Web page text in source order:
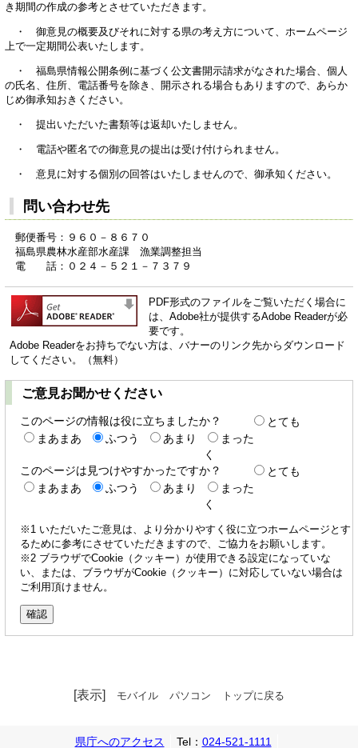
き期間の作成の参考とさせていただきます。
・ 御意見の概要及びそれに対する県の考え方について、ホームページ
上で一定期間公表いたします。
・ 福島県情報公開条例に基づく公文書開示請求がなされた場合、個人
の氏名、住所、電話番号を除き、開示される場合もありますので、あらか
じめ御承知おきください。
・ 提出いただいた書類等は返却いたしません。
・ 電話や匿名での御意見の提出は受け付けられません。
・ 意見に対する個別の回答はいたしませんので、御承知ください。
問い合わせ先
郵便番号：９６０－８６７０
福島県農林水産部水産課 漁業調整担当
電 話：０２４－５２１－７３７９
PDF形式のファイルをご覧いただく場合に
は、Adobe社が提供するAdobe Readerが必
要です。
Adobe Readerをお持ちでない方は、バナーのリンク先からダウンロード
してください。（無料）
ご意見お聞かせください
このページの情報は役に立ちましたか？
とても
まあまあ
ふつう あまり
まった
く
このページは見つけやすかったですか？
とても
まあまあ
ふつう あまり
まった
く
※1 いただいたご意見は、より分かりやすく役に立つホームページとす
るために参考にさせていただきますので、ご協力をお願いします。
※2 ブラウザでCookie（クッキー）が使用できる設定になっていな
い、または、ブラウザがCookie（クッキー）に対応していない場合は
ご利用頂けません。
[表示] モバイル パソコン トップに戻る
県庁へのアクセス Tel： 024-521-1111